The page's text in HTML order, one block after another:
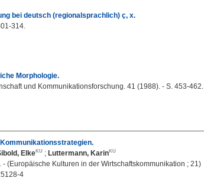
bei deutsch (regionalsprachlich) ç, x.
314.
Morphologie.
und Kommunikationsforschung. 41 (1988). - S. 453-462.
Elke ; Luttermann, Karin
(Europäische Kulturen in der Wirtschaftskommunikation ; 21)
4